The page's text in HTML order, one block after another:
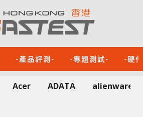
-產品評測- -專題測試- -硬
Acer ADATA alienware